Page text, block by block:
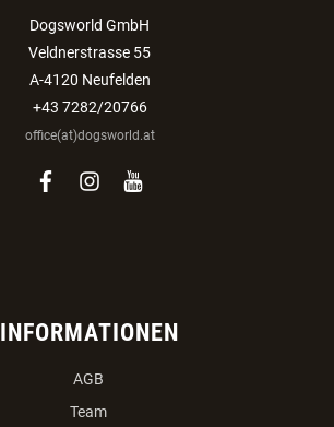
Dogsworld GmbH
Veldnerstrasse 55
A-4120 Neufelden
+43 7282/20766
office(at)dogsworld.at
facebook
instagram
youtube
INFORMATIONEN
AGB
Team